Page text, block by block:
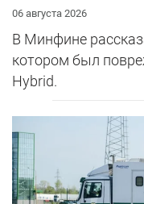
06 августа 2026
В Минфине
котором был
Hybrid.